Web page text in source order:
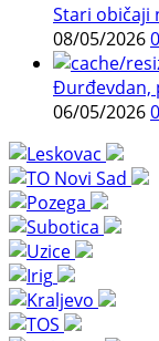
Stari običaji
08/05/2026
Đurđevdan,
06/05/2026